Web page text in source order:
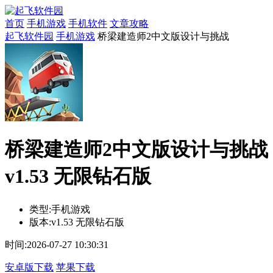
首页 手机游戏 手机软件 文章攻略
起飞软件园 手机游戏 桥梁建造师2中文版设计与挑战
桥梁建造师2中文版设计与挑战
v1.53 无限钻石版
类型:手机游戏
版本:v1.53 无限钻石版
时间:2026-07-27 10:30:31
安卓版下载 苹果下载